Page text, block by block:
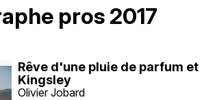
pros 2017
Rêve d'une pluie de parfum et
Kingsley
Olivier Jobard